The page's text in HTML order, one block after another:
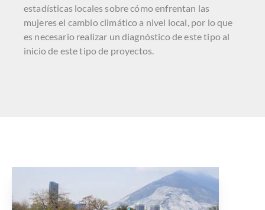
estadísticas locales sobre cómo enfrentan las
mujeres el cambio climático a nivel local, por lo que
es necesario realizar un diagnóstico de este tipo al
inicio de este tipo de proyectos.